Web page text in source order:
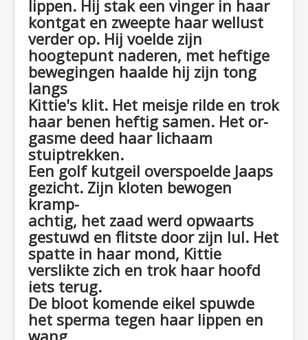
lippen. Hij stak een vinger in haar
kontgat en zweepte haar wellust
verder op. Hij voelde zijn
hoogtepunt naderen, met heftige
bewegingen haalde hij zijn tong
langs
Kittie's klit. Het meisje rilde en trok
haar benen heftig samen. Het or-
gasme deed haar lichaam
stuiptrekken.
Een golf kutgeil overspoelde Jaaps
gezicht. Zijn kloten bewogen
kramp-
achtig, het zaad werd opwaarts
gestuwd en flitste door zijn lul. Het
spatte in haar mond, Kittie
verslikte zich en trok haar hoofd
iets terug.
De bloot komende eikel spuwde
het sperma tegen haar lippen en